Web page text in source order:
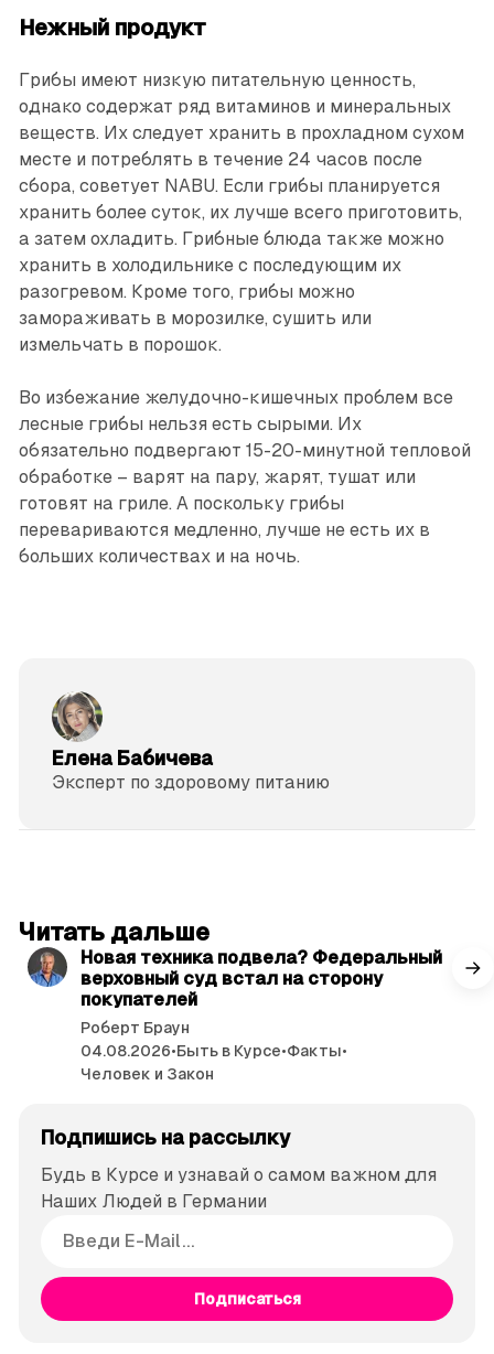
Нежный продукт
Грибы имеют низкую питательную ценность,
однако содержат ряд витаминов и минеральных
веществ. Их следует хранить в прохладном сухом
месте и потреблять в течение 24 часов после
сбора, советует NABU. Если грибы планируется
хранить более суток, их лучше всего приготовить,
а затем охладить. Грибные блюда также можно
хранить в холодильнике с последующим их
разогревом. Кроме того, грибы можно
замораживать в морозилке, сушить или
измельчать в порошок.
Во избежание желудочно-кишечных проблем все
лесные грибы нельзя есть сырыми. Их
обязательно подвергают 15-20-минутной тепловой
обработке – варят на пару, жарят, тушат или
готовят на гриле. А поскольку грибы
перевариваются медленно, лучше не есть их в
больших количествах и на ночь.
Елена Бабичева
Эксперт по здоровому питанию
Читать дальше
Новая техника подвела? Федеральный
верховный суд встал на сторону
покупателей
Роберт Браун
04.08.2026•Быть в Курсе•Факты•
Человек и Закон
Подпишись на рассылку
Будь в Курсе и узнавай о самом важном для
Наших Людей в Германии
Подписаться